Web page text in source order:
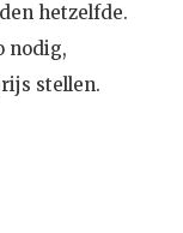
hetzelfde.
nodig,
stellen.